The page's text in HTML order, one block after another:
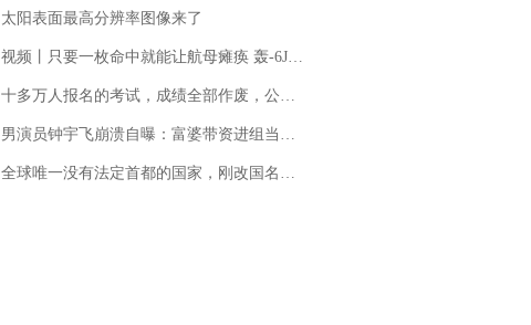
太阳表面最高分辨率图像来了
视频丨只要一枚命中就能让航母瘫痪 轰-6J实力有多强？
十多万人报名的考试，成绩全部作废，公平么？
男演员钟宇飞崩溃自曝：富婆带资进组当女主角，50多集短剧强加60余场吻戏......不敢得罪只能强忍
全球唯一没有法定首都的国家，刚改国名，总统就邀请中国大使骑行绕了几乎整个国境线一圈，还曾两次到中国寻根